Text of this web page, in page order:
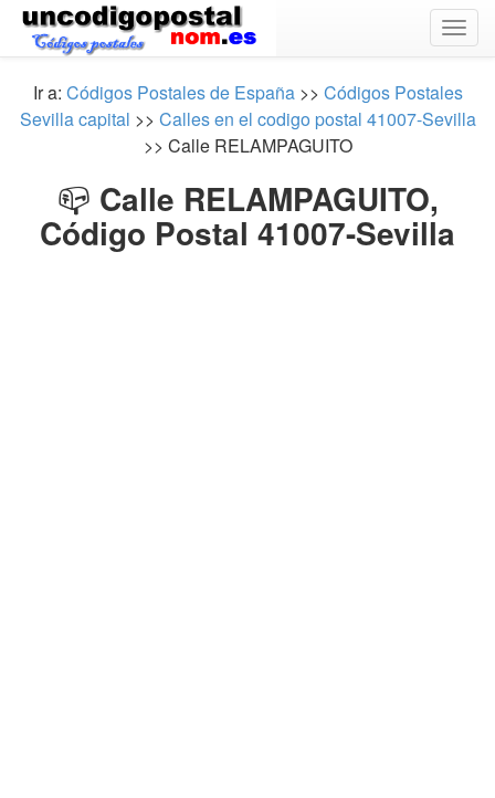
Ir a: Códigos Postales de España>> Códigos Postales
Sevilla capital >> Calles en el codigo postal 41007-Sevilla
>> Calle RELAMPAGUITO
📪 Calle RELAMPAGUITO,
Código Postal 41007-Sevilla